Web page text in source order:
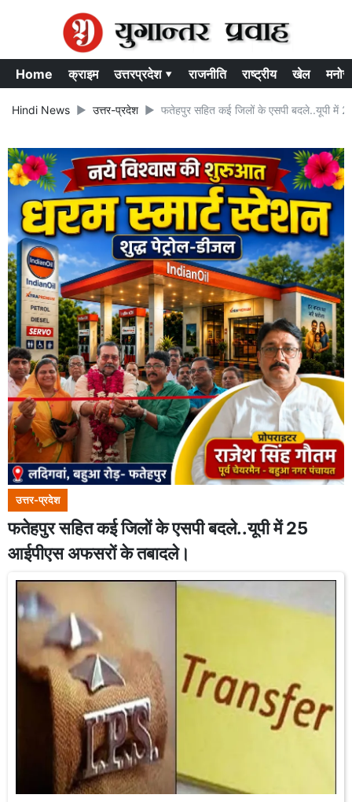
Home क्राइम उत्तरप्रदेश ▾ राजनीति राष्ट्रीय खेल
Hindi News उत्तर-प्रदेश फतेहपुर सहित कई जिलों के एसपी बदले..यूपी में
उत्तर-प्रदेश
फतेहपुर सहित कई जिलों के एसपी बदले..यूपी में 25
आईपीएस अफसरों के तबादले।